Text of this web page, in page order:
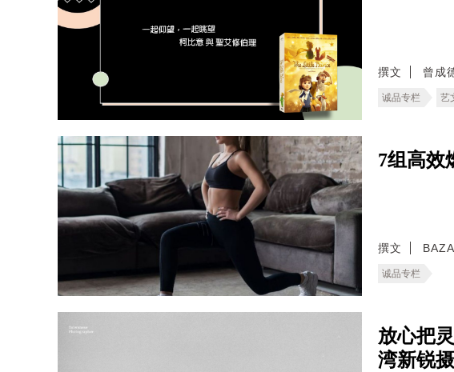
撰文 曾成
诚品专栏 艺
7组高效
撰文
诚品专栏
放心把
湾新锐